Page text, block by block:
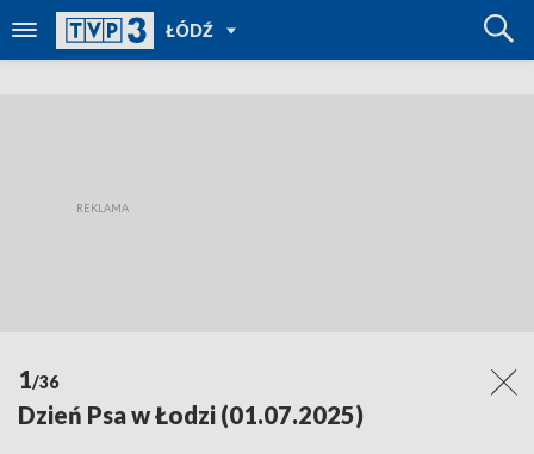
ŁÓDŹ
POWRÓT
DO
REGIONY
1/36
Dzień Psa w Łodzi (01.07.2025)